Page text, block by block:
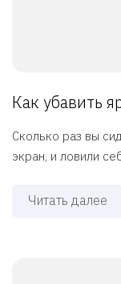
Как убавить
Сколько раз вы
экран, и ловили
Читать далее